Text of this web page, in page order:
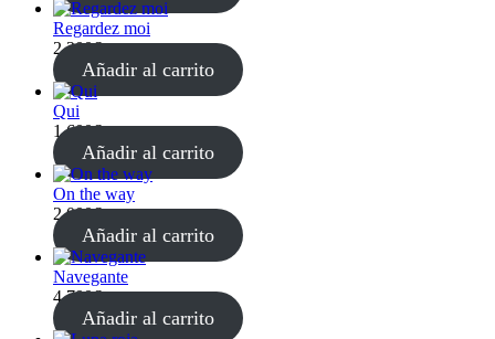
Regardez moi
2.300€
Añadir al carrito
Qui
1.600€
Añadir al carrito
On the way
2.000€
Añadir al carrito
Navegante
4.700€
Añadir al carrito